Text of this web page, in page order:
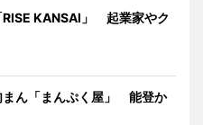
RISE KANSAI」 起業家やク
まん「まんぷく屋」 能登か